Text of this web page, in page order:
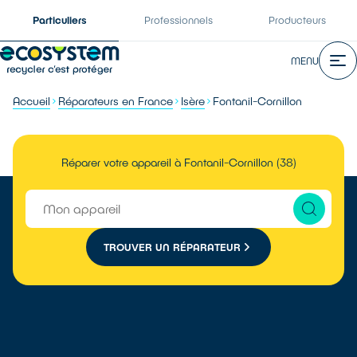
Particuliers Professionnels Producteurs
MENU
Accueil Réparateurs en France Isère Fontanil-Cornillon
Réparer votre appareil à Fontanil-Cornillon (38)
TROUVER UN RÉPARATEUR